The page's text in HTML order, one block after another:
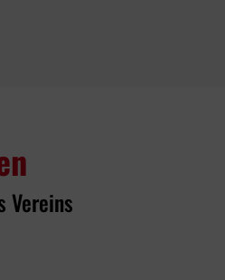
Vereins